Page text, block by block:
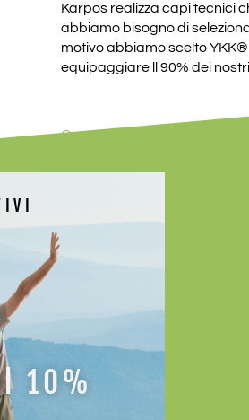
Karpos realizza capi tecnici
abbiamo bisogno di
motivo abbiamo scelto
equipaggiare ll 90% dei
Quantità
10%